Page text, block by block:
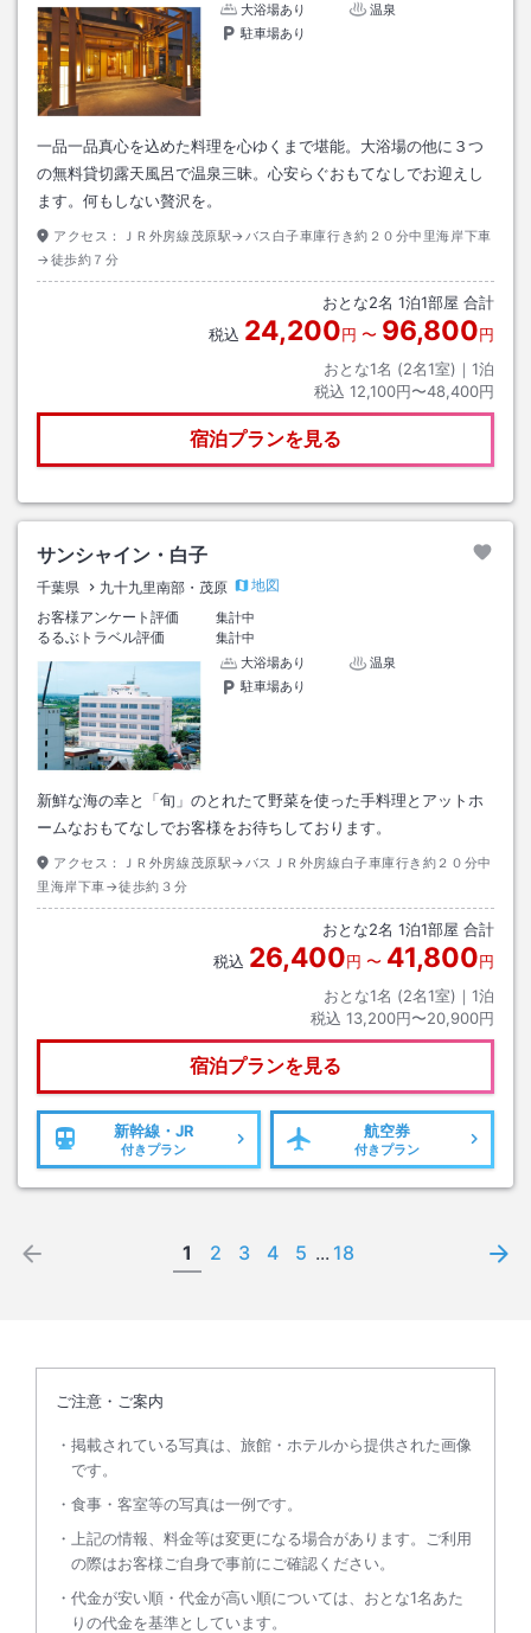
大浴場あり
温泉
駐車場あり
一品一品真心を込めた料理を心ゆくまで堪能。大浴場の他に３つ
の無料貸切露天風呂で温泉三昧。心安らぐおもてなしでお迎えし
ます。何もしない贅沢を。
アクセス：
ＪＲ外房線茂原駅→バス白子車庫行き約２０分中里海岸下車
→徒歩約７分
おとな2名 1泊1部屋 合計
税込 24,200円 〜 96,800円
おとな1名 (2名1室)｜ 1泊
税込 12,100円〜48,400円
宿泊プランを見る
サンシャイン・白子
千葉県 九十九里南部・茂原
地図
お客様アンケート評価
集計中
るるぶトラベル評価
集計中
大浴場あり
温泉
駐車場あり
新鮮な海の幸と「旬」のとれたて野菜を使った手料理とアットホ
ームなおもてなしでお客様をお待ちしております。
アクセス：
ＪＲ外房線茂原駅→バスＪＲ外房線白子車庫行き約２０分中
里海岸下車→徒歩約３分
おとな2名 1泊1部屋 合計
税込 26,400円 〜 41,800円
おとな1名 (2名1室)｜ 1泊
税込 13,200円〜20,900円
宿泊プランを見る
新幹線・JR
付きプラン
航空券
付きプラン
1 2 3 4 5 ... 18
ご注意・ご案内
掲載されている写真は、旅館・ホテルから提供された画像
です。
食事・客室等の写真は一例です。
上記の情報、料金等は変更になる場合があります。ご利用
の際はお客様ご自身で事前にご確認ください。
代金が安い順・代金が高い順については、おとな1名あた
りの代金を基準としています。